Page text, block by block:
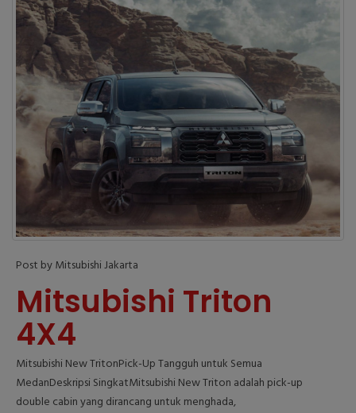
Post by Mitsubishi Jakarta
Mitsubishi Triton
4X4
Mitsubishi New TritonPick-Up Tangguh untuk Semua
MedanDeskripsi SingkatMitsubishi New Triton adalah pick-up
double cabin yang dirancang untuk menghada,